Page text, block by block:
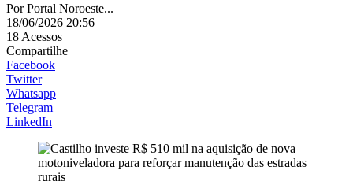
PorPortal Noroeste...
18/06/2026 20:56
18 Acessos
Compartilhe
Facebook
Twitter
Whatsapp
Telegram
LinkedIn